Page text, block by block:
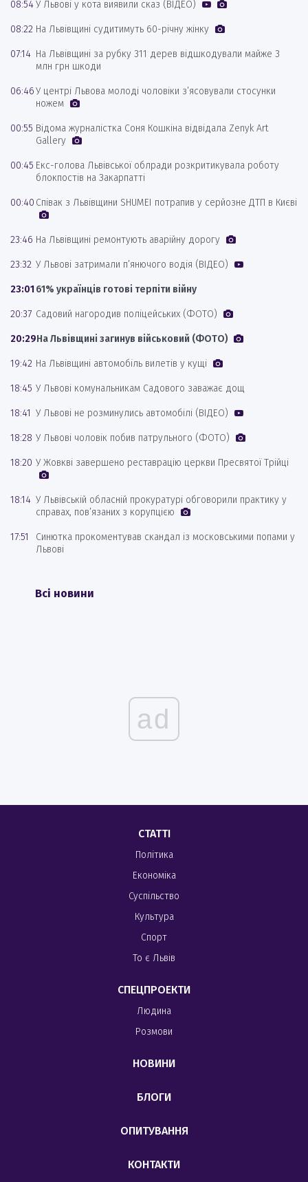
08:54У Львові у кота виявили сказ (ВІДЕО)
08:22 На Львівщині судитимуть 60-річну жінку
07:14 На Львівщині за рубку 311 дерев відшкодували майже 3
млн грн шкоди
06:46У центрі Львова молоді чоловіки з’ясовували стосунки
ножем
00:55 Відома журналістка Соня Кошкіна відвідала Zenyk Art
Gallery
00:45 Екс-голова Львівської облради розкритикувала роботу
блокпостів на Закарпатті
00:40 Співак з Львівщини SHUMEI потрапив у серйозне ДТП в Києві
23:46 На Львівщині ремонтують аварійну дорогу
23:32 У Львові затримали п’янючого водія (ВІДЕО)
23:01 61% українців готові терпіти війну
20:37 Садовий нагородив поліцейських (ФОТО)
20:29На Львівщині загинув військовий (ФОТО)
19:42 На Львівщині автомобіль вилетів у кущі
18:45 У Львові комунальникам Садового заважає дощ
18:41 У Львові не розминулись автомобілі (ВІДЕО)
18:28 У Львові чоловік побив патрульного (ФОТО)
18:20 У Жовкві завершено реставрацію церкви Пресвятої Трійці
18:14 У Львівській обласній прокуратурі обговорили практику у
справах, пов’язаних з корупцією
17:51
Синютка прокоментував скандал із московськими попами у
Львові
Всі новини
ad
СТАТТІ
Політика
Економіка
Суспільство
Культура
Спорт
То є Львів
СПЕЦПРОЕКТИ
Людина
Розмови
НОВИНИ
БЛОГИ
ОПИТУВАННЯ
КОНТАКТИ